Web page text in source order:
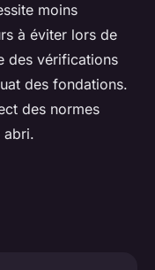
moins
à éviter lors de
des vérifications
des fondations.
des normes
abri.